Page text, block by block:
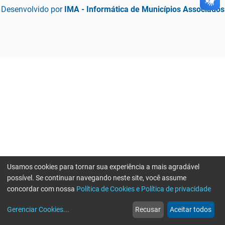
Desenvolvido por IMA - Informática de Municípios Associados
web
Notícias
more_horiz
Mais
Usamos cookies para tornar sua experiência a mais agradável
possível. Se continuar navegando neste site, você assume
concordar com nossa Política de Cookies e Política de privacidade
Gerenciar Cookies... Recusar Aceitar todos